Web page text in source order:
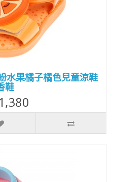
水果橘子橘色兒童涼鞋
鞋